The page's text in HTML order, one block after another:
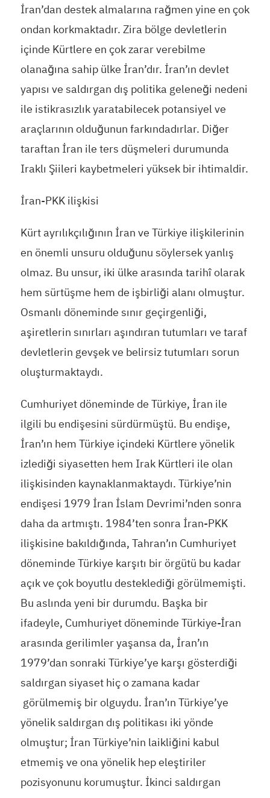
İran’dan destek almalarına rağmen yine en çok
ondan korkmaktadır. Zira bölge devletlerin
içinde Kürtlere en çok zarar verebilme
olanağına sahip ülke İran’dır. İran’ın devlet
yapısı ve saldırgan dış politika geleneği nedeni
ile istikrasızlık yaratabilecek potansiyel ve
araçlarının olduğunun farkındadırlar. Diğer
taraftan İran ile ters düşmeleri durumunda
Iraklı Şiileri kaybetmeleri yüksek bir ihtimaldir.
İran-PKK ilişkisi
Kürt ayrılıkçılığının İran ve Türkiye ilişkilerinin
en önemli unsuru olduğunu söylersek yanlış
olmaz. Bu unsur, iki ülke arasında tarihî olarak
hem sürtüşme hem de işbirliği alanı olmuştur.
Osmanlı döneminde sınır geçirgenliği,
aşiretlerin sınırları aşındıran tutumları ve taraf
devletlerin gevşek ve belirsiz tutumları sorun
oluşturmaktaydı.
Cumhuriyet döneminde de Türkiye, İran ile
ilgili bu endişesini sürdürmüştü. Bu endişe,
İran’ın hem Türkiye içindeki Kürtlere yönelik
izlediği siyasetten hem Irak Kürtleri ile olan
ilişkisinden kaynaklanmaktaydı. Türkiye’nin
endişesi 1979 İran İslam Devrimi’nden sonra
daha da artmıştı. 1984’ten sonra İran-PKK
ilişkisine bakıldığında, Tahran’ın Cumhuriyet
döneminde Türkiye karşıtı bir örgütü bu kadar
açık ve çok boyutlu desteklediği görülmemişti.
Bu aslında yeni bir durumdu. Başka bir
ifadeyle, Cumhuriyet döneminde Türkiye-İran
arasında gerilimler yaşansa da, İran’ın
1979’dan sonraki Türkiye’ye karşı gösterdiği
saldırgan siyaset hiç o zamana kadar
görülmemiş bir olguydu. İran’ın Türkiye’ye
yönelik saldırgan dış politikası iki yönde
olmuştur; İran Türkiye’nin laikliğini kabul
etmemiş ve ona yönelik hep eleştiriler
pozisyonunu korumuştur. İkinci saldırgan